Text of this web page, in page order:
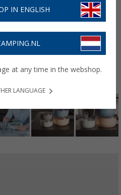
IN ENGLISH
at any time in the webshop.
LANGUAGE